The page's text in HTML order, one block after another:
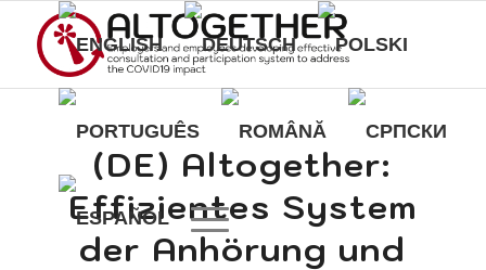
(DE) Altogether:
Effizientes System
der Anhörung und